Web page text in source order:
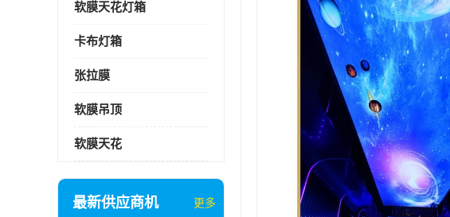
软膜天花灯箱
卡布灯箱
张拉膜
软膜吊顶
软膜天花
最新供应商机 更多